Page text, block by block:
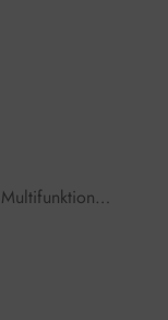
Multifunktion…